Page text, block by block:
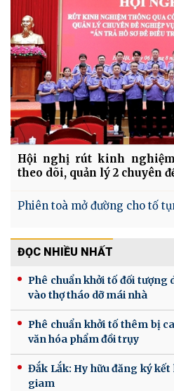
Hội nghị rút kinh
theo dõi, quản lý 2 chuyên
Phiên toà mở đường cho tố
ĐỌC NHIỀU NHẤT
Phê chuẩn khởi tố đối
vào thợ tháo dỡ mái nhà
Phê chuẩn khởi tố thêm bị
văn hóa phẩm đồi trụy
Đắk Lắk: Hy hữu đăng ký
giam